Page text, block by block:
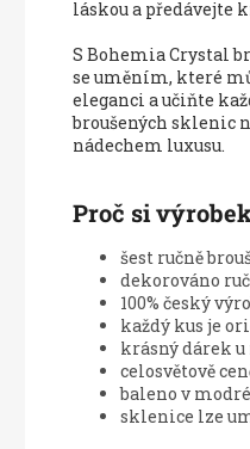
láskou a předávejte
S Bohemia Crystal
se uměním, které
eleganci a učiňte
broušených sklenic
nádechem luxusu.
Proč si
šest ručně
dekorováno
100% český
každý kus je
krásný dárek
celosvětově
baleno v
sklenice lze